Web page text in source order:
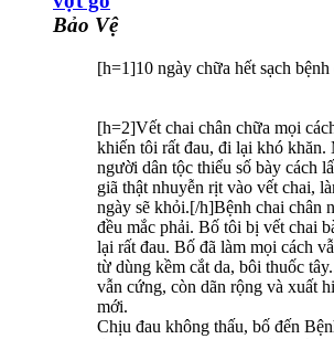
Bảo Vệ
[h=1]10 ngày chữa hết sạch
[h=2]Vết chai chân chữa mọi
khiến tôi rất đau, đi lại khó khăn.
người dân tộc thiểu số bày cách
giã thật nhuyễn rịt vào vết chai,
ngày sẽ khỏi.[/h]Bệnh chai chân
đều mắc phải. Bố tôi bị vết chai
lại rất đau. Bố đã làm mọi cách
từ dùng kềm cắt da, bôi thuốc
vẫn cứng, còn dãn rộng và xuất
mới.
Chịu đau không thấu, bố đến